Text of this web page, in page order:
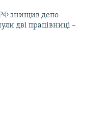
знищив депо
дві працівниці –